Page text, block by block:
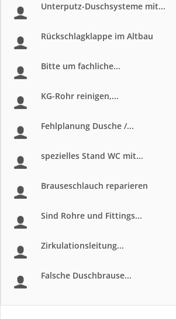
Unterputz-Duschsysteme mit...
Rückschlagklappe im Altbau
Bitte um fachliche...
KG-Rohr reinigen,...
Fehlplanung Dusche /...
spezielles Stand WC mit...
Brauseschlauch reparieren
Sind Rohre und Fittings...
Zirkulationsleitung...
Falsche Duschbrause...